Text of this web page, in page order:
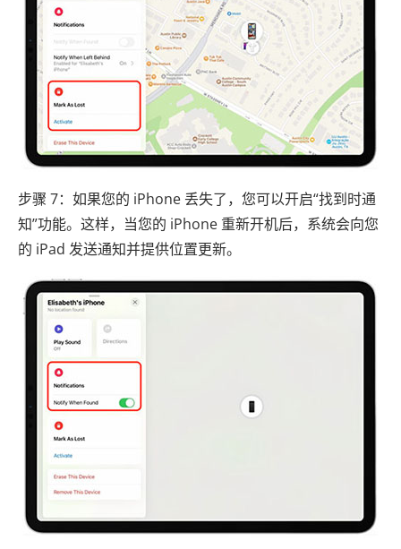
步骤 7：如果您的 iPhone 丢失了，您可以开启“找到时通
知”功能。这样，当您的 iPhone 重新开机后，系统会向您
的 iPad 发送通知并提供位置更新。